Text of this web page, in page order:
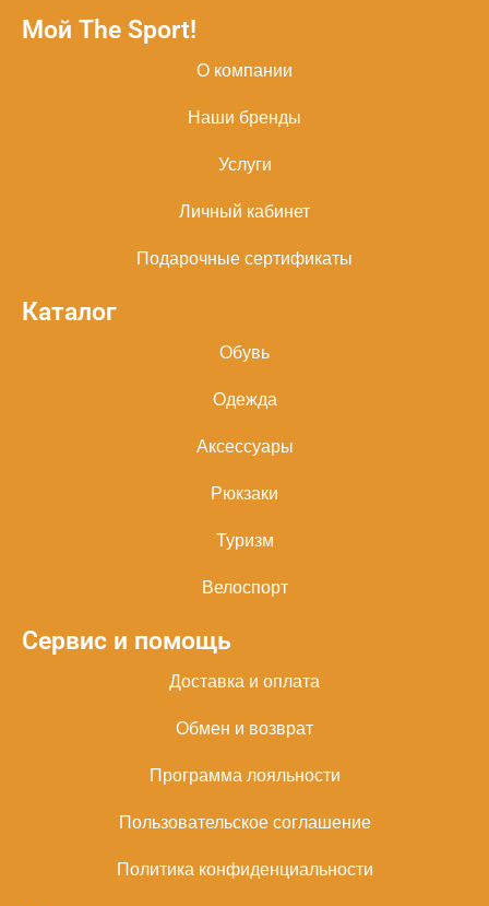
Мой The Sport!
О компании
Наши бренды
Услуги
Личный кабинет
Подарочные сертификаты
Каталог
Обувь
Одежда
Аксессуары
Рюкзаки
Туризм
Велоспорт
Сервис и помощь
Доставка и оплата
Обмен и возврат
Программа лояльности
Пользовательское соглашение
Политика конфиденциальности